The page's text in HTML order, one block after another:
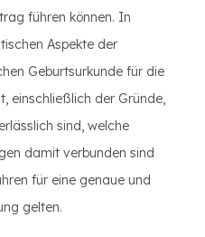
führen können. In
Aspekte der
Geburtsurkunde für die
einschließlich der Gründe,
sind, welche
damit verbunden sind
für eine genaue und
gelten.